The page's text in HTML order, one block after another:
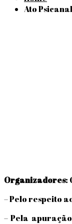
Ato
Organizadores:
– Pelo respeito
– Pela